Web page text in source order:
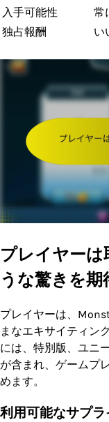
入手可能性
常
独占報酬
い
プレイヤーは
うな驚きを期
プレイヤーは、
まなエキサイティン
には、特別版、ユニ
が含まれ、ゲームプ
めます。
利用可能なサプ